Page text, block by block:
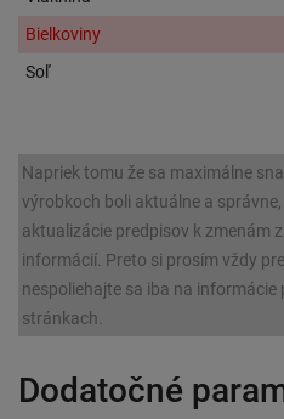
Bielkoviny
Soľ
Napriek tomu že sa maximálne
výrobkoch boli aktuálne a
aktualizácie predpisov k zmenám
informácií. Preto si prosím vždy
nespoliehajte sa iba na
stránkach.
Dodatočné